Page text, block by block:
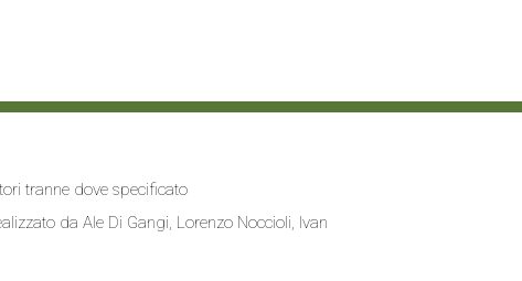
tranne dove specificato
da Ale Di Gangi, Lorenzo Noccioli, Ivan